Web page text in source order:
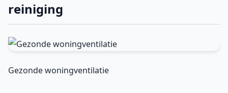
reiniging
Gezonde woningventilatie